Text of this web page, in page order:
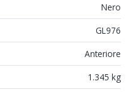
Nero
GL976
Anteriore
1.345 kg